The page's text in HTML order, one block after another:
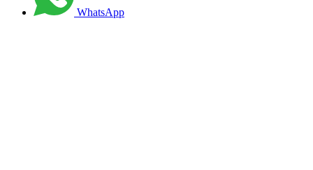
WhatsApp